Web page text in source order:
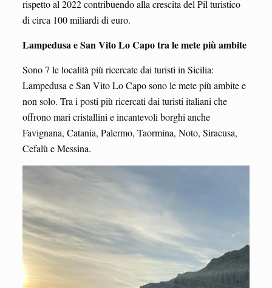
rispetto al 2022 contribuendo alla crescita del Pil turistico
di circa 100 miliardi di euro.
Lampedusa e San Vito Lo Capo tra le mete più ambite
Sono 7 le località più ricercate dai turisti in Sicilia:
Lampedusa e San Vito Lo Capo sono le mete più ambite e
non solo. Tra i posti più ricercati dai turisti italiani che
offrono mari cristallini e incantevoli borghi anche
Favignana, Catania, Palermo, Taormina, Noto, Siracusa,
Cefalù e Messina.